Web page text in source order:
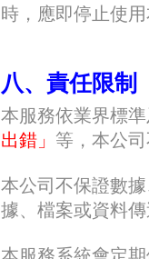
時，應即停止使
八、責任限制
本服務依業界標
出錯」 等，本公
本公司不保證數
據、檔案或資料